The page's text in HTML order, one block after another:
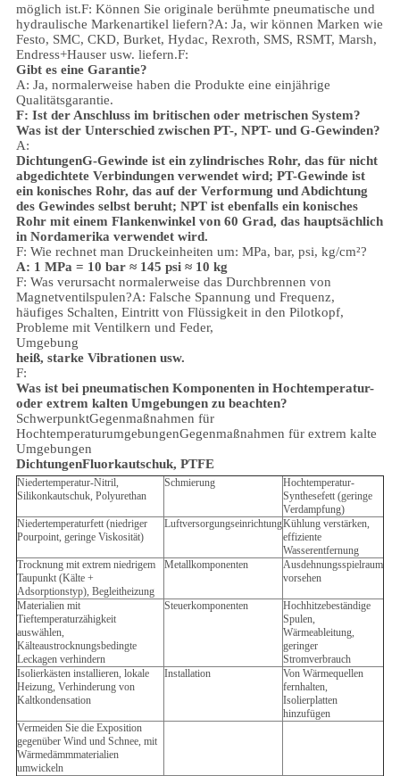
möglich ist.F: Können Sie originale berühmte pneumatische und
hydraulische Markenartikel liefern?A: Ja, wir können Marken wie
Festo, SMC, CKD, Burket, Hydac, Rexroth, SMS, RSMT, Marsh,
Endress+Hauser usw. liefern.F:
Gibt es eine Garantie?
A: Ja, normalerweise haben die Produkte eine einjährige
Qualitätsgarantie.
F: Ist der Anschluss im britischen oder metrischen System?
Was ist der Unterschied zwischen PT-, NPT- und G-Gewinden?
A:
DichtungenG-Gewinde ist ein zylindrisches Rohr, das für nicht
abgedichtete Verbindungen verwendet wird; PT-Gewinde ist
ein konisches Rohr, das auf der Verformung und Abdichtung
des Gewindes selbst beruht; NPT ist ebenfalls ein konisches
Rohr mit einem Flankenwinkel von 60 Grad, das hauptsächlich
in Nordamerika verwendet wird.
F: Wie rechnet man Druckeinheiten um: MPa, bar, psi, kg/cm²?
A: 1 MPa = 10 bar ≈ 145 psi ≈ 10 kg
F: Was verursacht normalerweise das Durchbrennen von
Magnetventilspulen?A: Falsche Spannung und Frequenz,
häufiges Schalten, Eintritt von Flüssigkeit in den Pilotkopf,
Probleme mit Ventilkern und Feder,
Umgebung
heiß, starke Vibrationen usw.
F:
Was ist bei pneumatischen Komponenten in Hochtemperatur-
oder extrem kalten Umgebungen zu beachten?
SchwerpunktGegenmaßnahmen für
HochtemperaturumgebungenGegenmaßnahmen für extrem kalte
Umgebungen
DichtungenFluorkautschuk, PTFE
Niedertemperatur-Nitril,
Silikonkautschuk, Polyurethan
Schmierung
Hochtemperatur-
Synthesefett (geringe
Verdampfung)
Niedertemperaturfett (niedriger
Pourpoint, geringe Viskosität)
LuftversorgungseinrichtungKühlung verstärken,
effiziente
Wasserentfernung
Trocknung mit extrem niedrigem
Taupunkt (Kälte +
Adsorptionstyp), Begleitheizung
Metallkomponenten
Ausdehnungsspielraum
vorsehen
Materialien mit
Tieftemperaturzähigkeit
auswählen,
Kälteaustrocknungsbedingte
Leckagen verhindern
Steuerkomponenten
Hochhitzebeständige
Spulen,
Wärmeableitung,
geringer
Stromverbrauch
Isolierkästen installieren, lokale
Heizung, Verhinderung von
Kaltkondensation
Installation
Von Wärmequellen
fernhalten,
Isolierplatten
hinzufügen
Vermeiden Sie die Exposition
gegenüber Wind und Schnee, mit
Wärmedämmmaterialien
umwickeln